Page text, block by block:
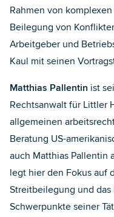
Rahmen von
Beilegung von
Arbeitgeber und
Kaul mit seinen
Matthias Pallentin ist
Rechtsanwalt für Littler
allgemeinen
Beratung US-
auch Matthias Pallentin
legt hier den Fokus auf
Streitbeilegung und
Schwerpunkte seiner